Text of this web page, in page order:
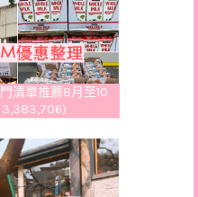
清單推薦8月至10
3,383,706)